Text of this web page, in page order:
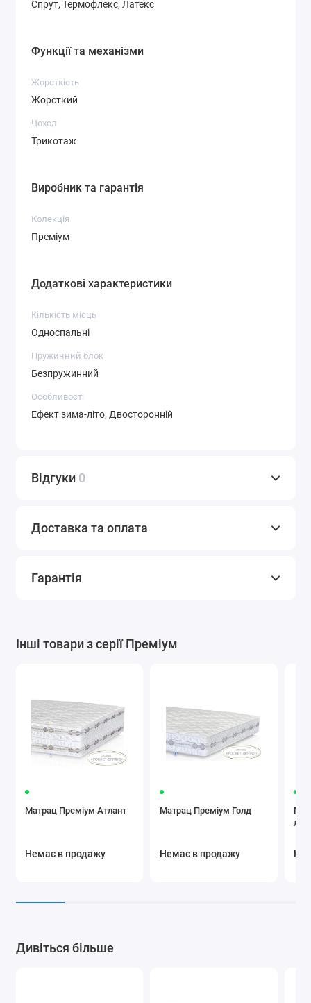
Спрут, Термофлекс, Латекс
Функції та механізми
Жорсткість
Жорсткий
Чохол
Трикотаж
Виробник та гарантія
Колекція
Преміум
Додаткові характеристики
Кількість місць
Односпальні
Пружинний блок
Безпружинний
Особливості
Ефект зима-літо, Двосторонній
Відгуки 0
Доставка та оплата
Гарантія
Інші товари з серії Преміум
Матрац Преміум Атлант
Немає в продажу
Матрац Преміум Голд
Немає в продажу
Дивіться більше